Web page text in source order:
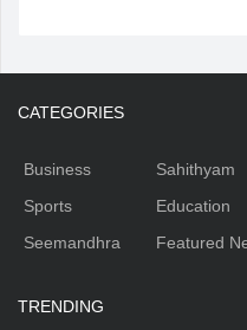
CATEGORIES
Business
Sports
Seemandhra
Sahithyam
Education
Featured
TRENDING